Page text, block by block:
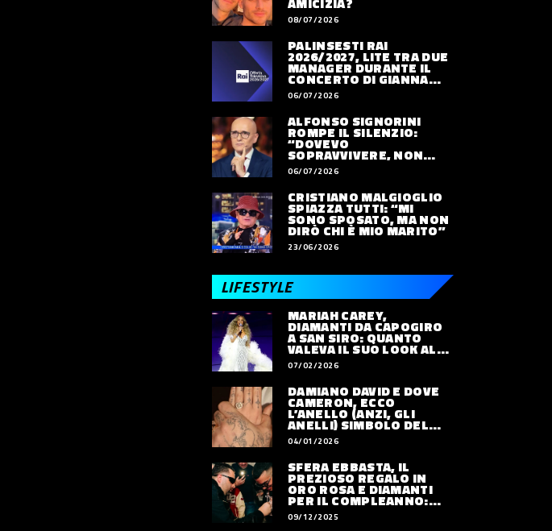
08/07/2026
PALINSESTI RAI
2026/2027, LITE TRA DUE
MANAGER DURANTE IL
CONCERTO DI GIANNA
NANNINI
06/07/2026
ALFONSO SIGNORINI
ROMPE IL SILENZIO:
“DOVEVO
SOPRAVVIVERE, NON
VIVERE”
06/07/2026
CRISTIANO MALGIOGLIO
SPIAZZA TUTTI: “MI
SONO SPOSATO, MA NON
DIRÒ CHI È MIO MARITO”
23/06/2026
LIFESTYLE
MARIAH CAREY,
DIAMANTI DA CAPOGIRO
A SAN SIRO: QUANTO
VALEVA IL SUO LOOK ALLE
OLIMPIADI
07/02/2026
DAMIANO DAVID E DOVE
CAMERON, ECCO
L’ANELLO (ANZI, GLI
ANELLI) SIMBOLO DEL
LORO AMORE
04/01/2026
SFERA EBBASTA, IL
PREZIOSO REGALO IN
ORO ROSA E DIAMANTI
PER IL COMPLEANNO:
QUANTO VALE
09/12/2025